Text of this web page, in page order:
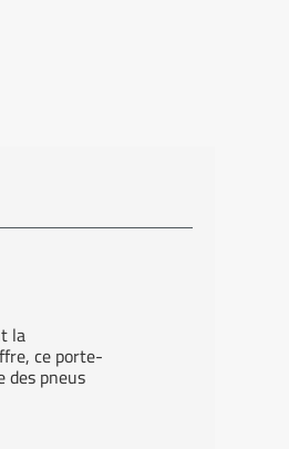
la
ce porte-
des pneus